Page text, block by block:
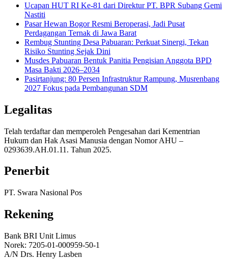
Ucapan HUT RI Ke-81 dari Direktur PT. BPR Subang Gemi
Nastiti
Pasar Hewan Bogor Resmi Beroperasi, Jadi Pusat
Perdagangan Ternak di Jawa Barat
Rembug Stunting Desa Pabuaran: Perkuat Sinergi, Tekan
Risiko Stunting Sejak Dini
Musdes Pabuaran Bentuk Panitia Pengisian Anggota BPD
Masa Bakti 2026–2034
Pasirtanjung: 80 Persen Infrastruktur Rampung, Musrenbang
2027 Fokus pada Pembangunan SDM
Legalitas
Telah terdaftar dan memperoleh Pengesahan dari Kementrian
Hukum dan Hak Asasi Manusia dengan Nomor AHU –
0293639.AH.01.11. Tahun 2025.
Penerbit
PT. Swara Nasional Pos
Rekening
Bank BRI Unit Limus
Norek: 7205-01-000959-50-1
A/N Drs. Henry Lasben